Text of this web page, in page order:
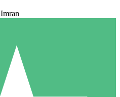
Imran